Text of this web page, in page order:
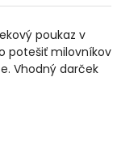
poukaz v
potešiť milovníkov
Vhodný darček